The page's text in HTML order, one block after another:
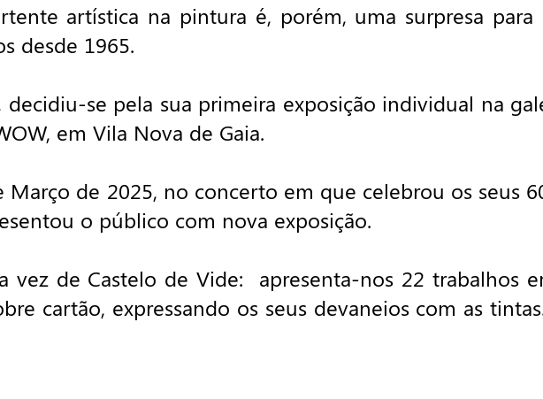
artística na pintura é, porém, uma surpresa
desde 1965.
decidiu-se pela sua primeira exposição individual na
em Vila Nova de Gaia.
Março de 2025, no concerto em que celebrou os seus
o público com nova exposição.
vez de Castelo de Vide: apresenta-nos 22 trabalhos
cartão, expressando os seus devaneios com as